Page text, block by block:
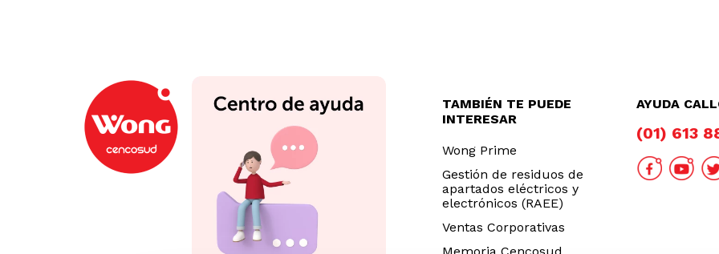
TAMBIÉN TE PUEDE
INTERESAR
Wong Prime
Gestión de residuos de
apartados eléctricos y
electrónicos (RAEE)
Ventas Corporativas
AYUDA
(01) 613